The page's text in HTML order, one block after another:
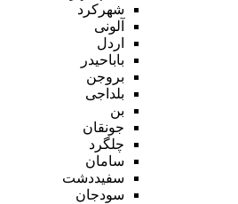
شهرکرد
آلونی
اردل
باباحیدر
بروجن
بلداجی
بن
جونقان
چلگرد
سامان
سفیددشت
سودجان